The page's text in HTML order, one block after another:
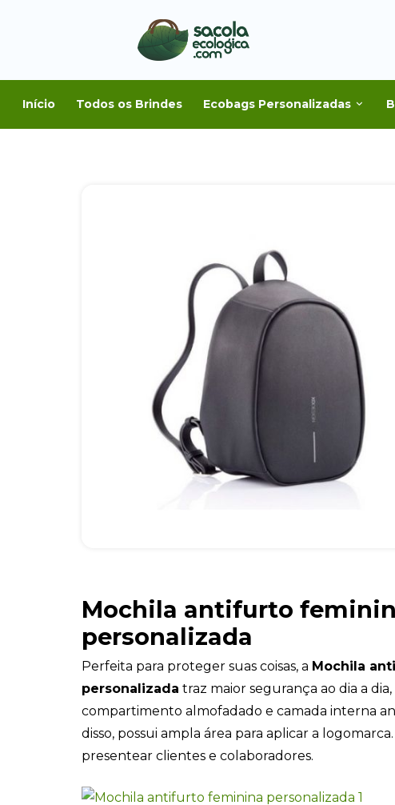
Início Todos os Brindes Ecobags Personalizadas
Mochila antifurto
personalizada
Perfeita para proteger suas coisas, a Mochila
personalizada traz maior segurança ao dia a
compartimento almofadado e camada interna
disso, possui ampla área para aplicar a
presentear clientes e colaboradores.